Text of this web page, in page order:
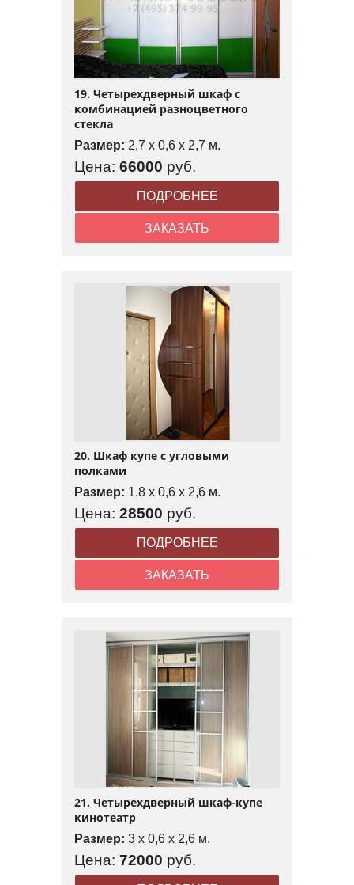
19. Четырехдверный шкаф с
комбинацией разноцветного
стекла
Размер: 2,7 x 0,6 x 2,7 м.
Цена: 66000 руб.
ПОДРОБНЕЕ
ЗАКАЗАТЬ
20. Шкаф купе с угловыми
полками
Размер: 1,8 x 0,6 x 2,6 м.
Цена: 28500 руб.
ПОДРОБНЕЕ
ЗАКАЗАТЬ
21. Четырехдверный шкаф-купе
кинотеатр
Размер: 3 x 0,6 x 2,6 м.
Цена: 72000 руб.